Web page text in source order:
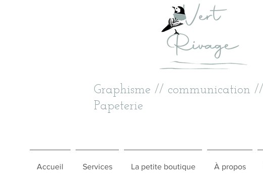
Graphisme // communication //
Papeterie
Accueil Services La petite boutique À propos